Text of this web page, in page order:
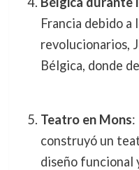
Francia debido a
revolucionarios,
Bélgica, donde
Teatro en Mons:
construyó un
diseño funcional